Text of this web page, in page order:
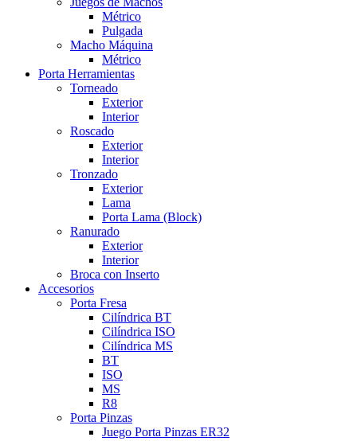
Métrico
Pulgada
Macho Máquina
Métrico
Porta Herramientas
Torneado
Exterior
Interior
Roscado
Exterior
Interior
Tronzado
Exterior
Lama
Porta Lama (Block)
Ranurado
Exterior
Interior
Broca con Inserto
Accesorios
Porta Fresa
Cilíndrica BT
Cilíndrica ISO
Cilíndrica MS
BT
ISO
MS
R8
Porta Pinzas
Juego Porta Pinzas ER32